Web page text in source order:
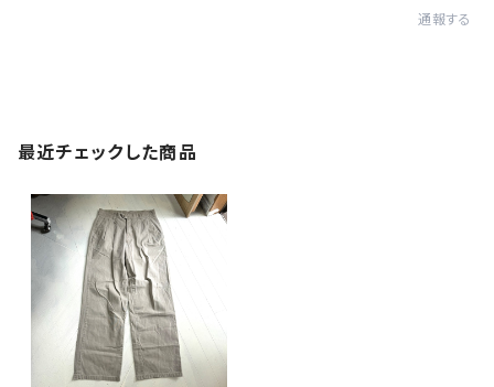
通報する
最近チェックした商品